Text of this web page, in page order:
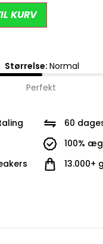
KURV
Størrelse:Normal
Perfekt
60
100%
13.000+